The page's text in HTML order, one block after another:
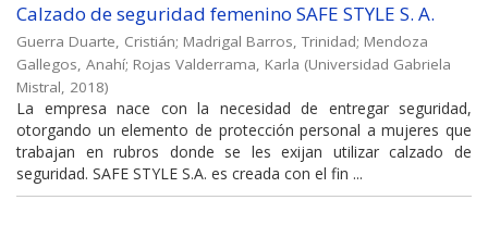
Calzado de seguridad femenino SAFE STYLE S. A.
Guerra Duarte, Cristián; Madrigal Barros, Trinidad; Mendoza
Gallegos, Anahí; Rojas Valderrama, Karla (Universidad Gabriela
Mistral, 2018)
La empresa nace con la necesidad de entregar seguridad,
otorgando un elemento de protección personal a mujeres que
trabajan en rubros donde se les exijan utilizar calzado de
seguridad. SAFE STYLE S.A. es creada con el fin ...